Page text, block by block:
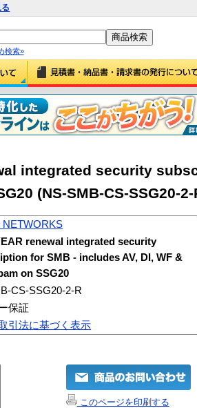
検索»
integrated security
(NS-SMB-CS-SSG20-2-
NETWORKS
renewal integrated security
for SMB - includes AV, DI, WF &
on SSG20
CS-SSG20-2-R
保証
引法に基づく表示
このページを印刷する